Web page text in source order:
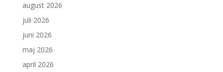
august 2026
juli 2026
juni 2026
maj 2026
april 2026